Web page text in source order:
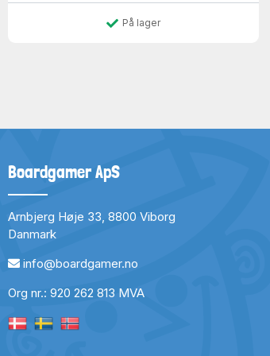
På lager
Boardgamer ApS
Arnbjerg Høje 33, 8800 Viborg
Danmark
info@boardgamer.no
Org nr.: 920 262 813 MVA